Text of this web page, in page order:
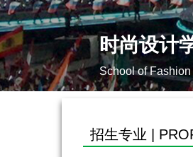
时尚设计
School of
招生专业 |